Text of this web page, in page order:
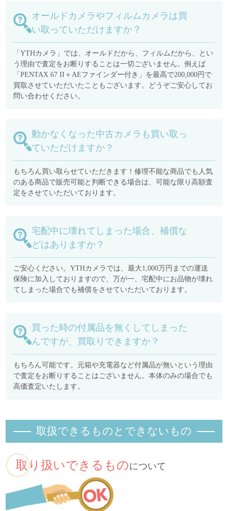
オールドカメラやフィルムカメラは買
い取っていただけますか？
「YTHカメラ」では、オールドだから、フィルムだから、とい
う理由で査定をお断りすることは一切ございません。例えば
「PENTAX 67 II＋AEファインダー付き」を最高で200,000円で
買取させていただいたこともございます。どうぞご安心してお
問い合わせください。
動かなくなった中古カメラも買い取っ
ていただけますか？
もちろん買い取らせていただきます！修理不能な商品でも人気
のある商品で販売可能と判断できる場合は、可能な限り高額査
定をさせていただいております。
宅配中に壊れてしまった場合、補償な
どはありますか？
ご安心ください。YTHカメラでは、最大1,000万円までの運送
保険に加入しておりますので、万が一、宅配中にお品物が壊れ
てしまった場合でも補償をさせていただいております。
買った時の付属品を無くしてしまった
んですが、買取りできますか？
もちろん可能です。元箱や充電器など付属品が無いという理由
で査定をお断りすることはございません。本体のみの場合でも
高価査定いたします。
取扱できるものとできないもの
取り扱いできるものについて